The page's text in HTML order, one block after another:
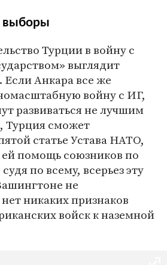
выборы
Турции в войну с
выглядит
Анкара все же
войну с ИГ,
развиваться не лучшим
Турция сможет
статье Устава НАТО,
помощь союзников по
по всему, всерьез эту
не
никаких признаков
войск к наземной